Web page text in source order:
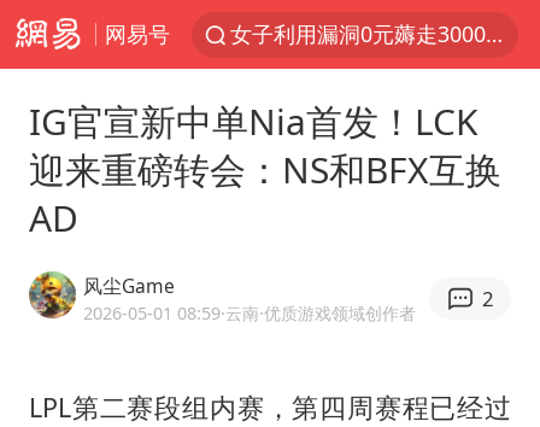
网易号
女子利用漏洞0元薅走3000多件家电
80后女柜员逆袭成4200亿银行副行长
金饰克价大幅跳涨
24小时不关空调 电费会更低吗
浙江舟山21条水上客运航线停航
IG官宣新中单Nia首发！LCK
迎来重磅转会：NS和BFX互换
AD
风尘Game
2026-05-01 08:59·云南·优质游戏领域创作者
2
LPL第二赛段组内赛，第四周赛程已经过